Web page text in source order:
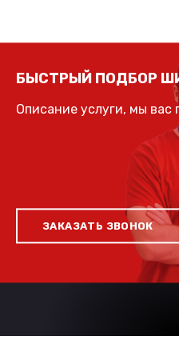
БЫСТРЫЙ ПОДБОР
Описание услуги, мы вас
ЗАКАЗАТЬ ЗВОНОК